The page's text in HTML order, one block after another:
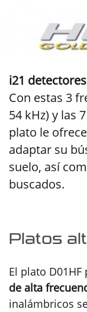
i21
Con estas 3
54 kHz) y las
plato le
adaptar su
suelo, así
buscados.
Platos
El plato
de alta
inalámbricos